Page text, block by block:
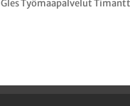
Gles Työmaapalvelut